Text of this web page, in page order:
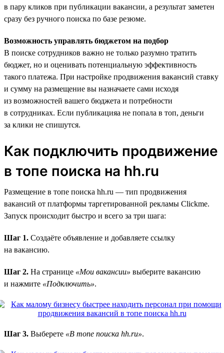
в пару кликов при публикации вакансии, а результат заметен
сразу без ручного поиска по базе резюме.
Возможность управлять бюджетом на подбор
В поиске сотрудников важно не только разумно тратить
бюджет, но и оценивать потенциальную эффективность
такого платежа. При настройке продвижения вакансий ставку
и сумму на размещение вы назначаете сами исходя
из возможностей вашего бюджета и потребности
в сотрудниках. Если публикацияа не попала в топ, деньги
за клики не спишутся.
Как подключить продвижение
в топе поиска на hh.ru
Размещение в топе поиска hh.ru — тип продвижения
вакансий от платформы таргетированной рекламы Clickme.
Запуск происходит быстро и всего за три шага:
Шаг 1. Создаёте объявление и добавляете ссылку
на вакансию.
Шаг 2. На странице «Мои вакансии» выберите вакансию
и нажмите «Подключить».
Шаг 3. Выберете «В топе поиска hh.ru».